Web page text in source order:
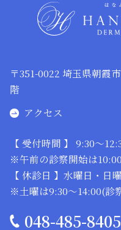
〒351-0022 埼玉県朝霞
階
アクセス
【 受付時間 】 9:30～
※午前の診察開始は
【 休診日 】水曜日・日
※土曜は9:30～14:00(診
048-485-8405